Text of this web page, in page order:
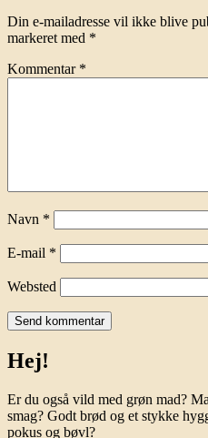
Din e-mailadresse vil ikke blive
markeret med *
Kommentar *
Navn *
E-mail *
Websted
Hej!
Er du også vild med grøn mad?
smag? Godt brød og et stykke
pokus og bøvl?